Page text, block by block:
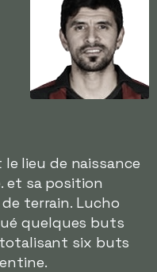
le lieu de naissance
et sa position
terrain. Lucho
quelques buts
six buts